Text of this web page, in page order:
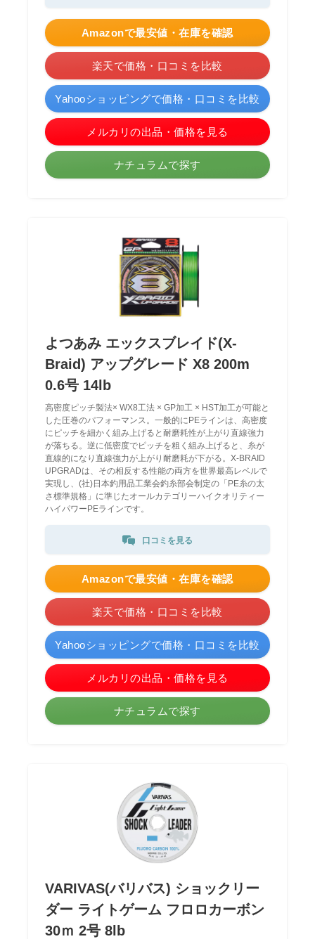
Amazonで最安値・在庫を確認
楽天で価格・口コミを比較
Yahooショッピングで価格・口コミを比較
メルカリの出品・価格を見る
ナチュラムで探す
よつあみ エックスブレイド(X-
Braid) アップグレード X8 200m
0.6号 14lb
高密度ピッチ製法× WX8工法 × GP加工 × HST加工が可能と
した圧巻のパフォーマンス。一般的にPEラインは、高密度
にピッチを細かく組み上げると耐磨耗性が上がり直線強力
が落ちる。逆に低密度でピッチを粗く組み上げると、糸が
直線的になり直線強力が上がり耐磨耗が下がる。X-BRAID
UPGRADは、その相反する性能の両方を世界最高レベルで
実現し、(社)日本釣用品工業会釣糸部会制定の「PE糸の太
さ標準規格」に準じたオールカテゴリーハイクオリティー
ハイパワーPEラインです。
口コミを見る
Amazonで最安値・在庫を確認
楽天で価格・口コミを比較
Yahooショッピングで価格・口コミを比較
メルカリの出品・価格を見る
ナチュラムで探す
VARIVAS(バリバス) ショックリー
ダー ライトゲーム フロロカーボン
30ｍ 2号 8lb